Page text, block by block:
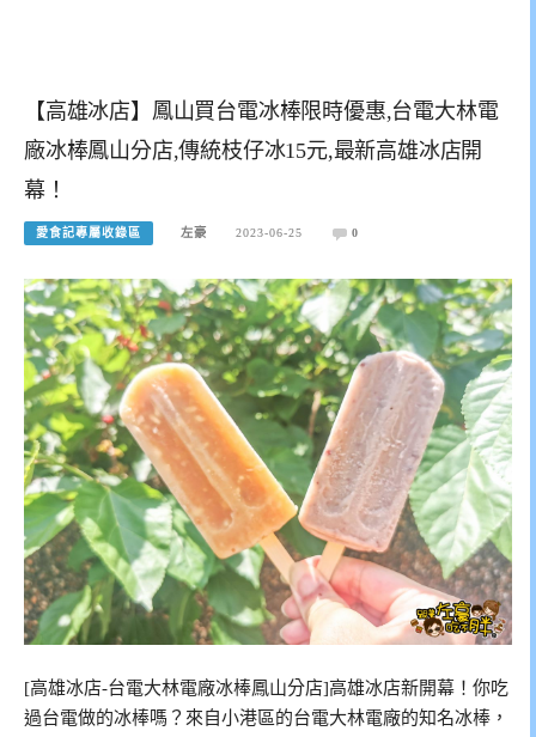
【高雄冰店】鳳山買台電冰棒限時優惠,台電大林電
廠冰棒鳳山分店,傳統枝仔冰15元,最新高雄冰店開
幕！
愛食記專屬收錄區 左豪 2023-06-25 0
[高雄冰店-台電大林電廠冰棒鳳山分店]高雄冰店新開幕！你吃
過台電做的冰棒嗎？來自小港區的台電大林電廠的知名冰棒，